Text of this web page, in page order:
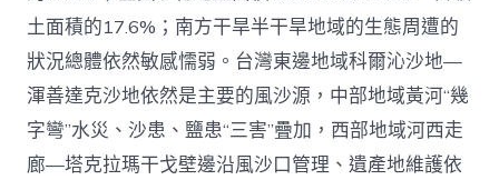
土面積的17.6%；南方干旱半干旱地域的生態周遭的
狀況總體依然敏感懦弱。台灣東邊地域科爾沁沙地—
渾善達克沙地依然是主要的風沙源，中部地域黃河“幾
字彎”水災、沙患、鹽患“三害”疊加，西部地域河西走
廊—塔克拉瑪干戈壁邊沿風沙口管理、遺產地維護依